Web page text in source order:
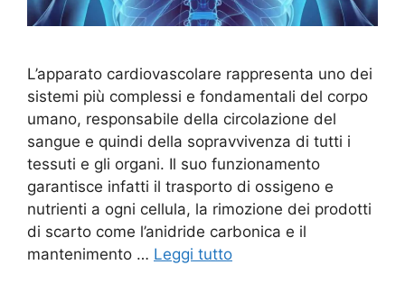
L’apparato cardiovascolare rappresenta uno dei
sistemi più complessi e fondamentali del corpo
umano, responsabile della circolazione del
sangue e quindi della sopravvivenza di tutti i
tessuti e gli organi. Il suo funzionamento
garantisce infatti il trasporto di ossigeno e
nutrienti a ogni cellula, la rimozione dei prodotti
di scarto come l’anidride carbonica e il
mantenimento … Leggi tutto